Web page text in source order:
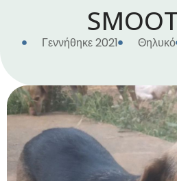
Γεννήθηκε 2021 Θηλυκό